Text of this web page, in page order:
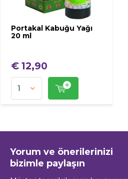
Portakal Kabuğu Yağı
20 ml
€ 12,90
Yorum ve önerilerinizi
bizimle paylaşın